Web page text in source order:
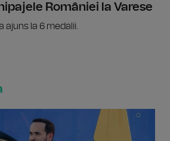
României la Varese
ajuns la 6 medalii.